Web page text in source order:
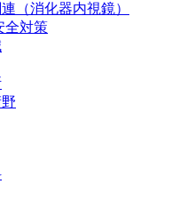
（消化器内視鏡）
全対策